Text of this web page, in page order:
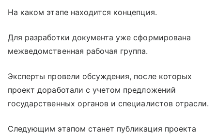
На каком этапе находится концепция.
Для разработки документа уже сформирована
межведомственная рабочая группа.
Эксперты провели обсуждения, после которых
проект доработали с учетом предложений
государственных органов и специалистов отрасли.
Следующим этапом станет публикация проекта